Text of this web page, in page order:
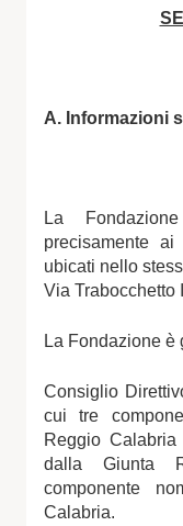
A. Informazioni
La
precisamente
ubicati nello
Via Trabocchetto
La Fondazione è
Consiglio
cui tre
Reggio
dalla Giunta
componente
Calabria.